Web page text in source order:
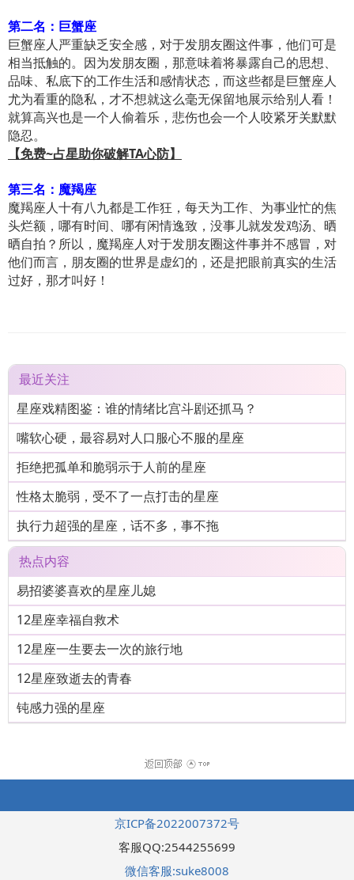
第二名：巨蟹座
巨蟹座人严重缺乏安全感，对于发朋友圈这件事，他们可是
相当抵触的。因为发朋友圈，那意味着将暴露自己的思想、
品味、私底下的工作生活和感情状态，而这些都是巨蟹座人
尤为看重的隐私，才不想就这么毫无保留地展示给别人看！
就算高兴也是一个人偷着乐，悲伤也会一个人咬紧牙关默默
隐忍。
【免费~占星助你破解TA心防】
第三名：魔羯座
魔羯座人十有八九都是工作狂，每天为工作、为事业忙的焦
头烂额，哪有时间、哪有闲情逸致，没事儿就发发鸡汤、晒
晒自拍？所以，魔羯座人对于发朋友圈这件事并不感冒，对
他们而言，朋友圈的世界是虚幻的，还是把眼前真实的生活
过好，那才叫好！
最近关注
星座戏精图鉴：谁的情绪比宫斗剧还抓马？
嘴软心硬，最容易对人口服心不服的星座
拒绝把孤单和脆弱示于人前的星座
性格太脆弱，受不了一点打击的星座
执行力超强的星座，话不多，事不拖
热点内容
易招婆婆喜欢的星座儿媳
12星座幸福自救术
12星座一生要去一次的旅行地
12星座致逝去的青春
钝感力强的星座
京ICP备2022007372号
客服QQ:2544255699
微信客服:suke8008